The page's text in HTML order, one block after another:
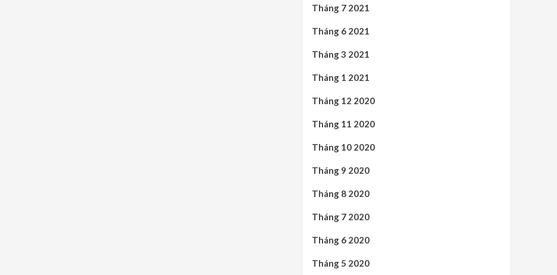
Tháng 7 2021
Tháng 6 2021
Tháng 3 2021
Tháng 1 2021
Tháng 12 2020
Tháng 11 2020
Tháng 10 2020
Tháng 9 2020
Tháng 8 2020
Tháng 7 2020
Tháng 6 2020
Tháng 5 2020